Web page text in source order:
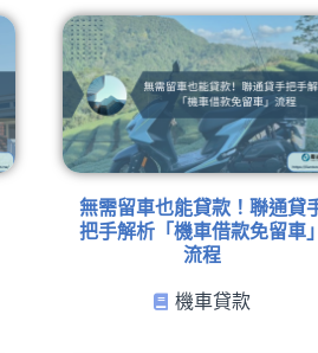
無需留車也能貸款！聯通貸
把手解析「機車借款免留車
流程
機車貸款